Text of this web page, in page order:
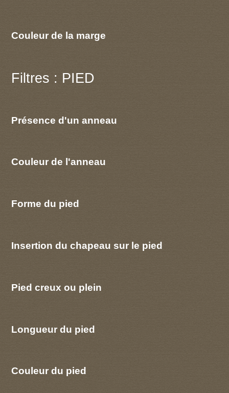
Couleur de la marge
Filtres : PIED
Présence d'un anneau
Couleur de l'anneau
Forme du pied
Insertion du chapeau sur le pied
Pied creux ou plein
Longueur du pied
Couleur du pied